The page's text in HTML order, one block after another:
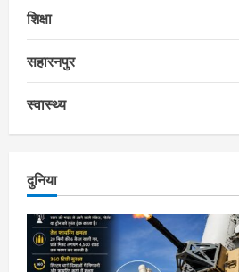
शिक्षा
सहारनपुर
स्वास्थ्य
दुनिया